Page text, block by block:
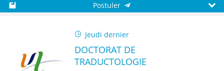
Postuler
Jeudi dernier
DOCTORAT DE
TRADUCTOLOGIE